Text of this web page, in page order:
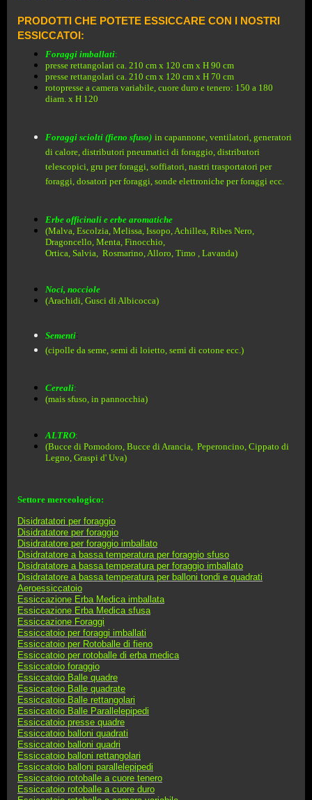
PRODOTTI CHE POTETE ESSICCARE CON I NOSTRI
ESSICCATOI:
Foraggi imballati:
presse rettangolari ca. 210 cm x 120 cm x H 90 cm
presse rettangolari ca. 210 cm x 120 cm x H 70 cm
rotopresse a camera variabile, cuore duro e tenero: 150 a 180
diam. x H 120
Foraggi sciolti (fieno sfuso) in capannone, ventilatori, generatori
di calore, distributori pneumatici di foraggio, distributori
telescopici, gru per foraggi, soffiatori, nastri trasportatori per
foraggi, dosatori per foraggi, sonde elettroniche per foraggi ecc.
Erbe officinali e erbe aromatiche
(Malva, Escolzia, Melissa, Issopo, Achillea, Ribes Nero,
Dragoncello, Menta, Finocchio,
Ortica, Salvia, Rosmarino, Alloro, Timo , Lavanda)
Noci, nocciole
(Arachidi, Gusci di Albicocca)
Sementi:
(cipolle da seme, semi di loietto, semi di cotone ecc.)
Cereali:
(mais sfuso, in pannocchia)
ALTRO:
(Bucce di Pomodoro, Bucce di Arancia, Peperoncino, Cippato di
Legno, Graspi d' Uva)
Settore merceologico:
Disidratatori per foraggio
Disidratatore per foraggio
Disidratatore per foraggio imballato
Disidratatore a bassa temperatura per foraggio sfuso
Disidratatore a bassa temperatura per foraggio imballato
Disidratatore a bassa temperatura per balloni tondi e quadrati
Aeroessiccatoio
Essiccazione Erba Medica imballata
Essiccazione Erba Medica sfusa
Essiccazione Foraggi
Essiccatoio per foraggi imballati
Essiccatoio per Rotoballe di fieno
Essiccatoio per rotoballe di erba medica
Essiccatoio foraggio
Essiccatoio Balle quadre
Essiccatoio Balle quadrate
Essiccatoio Balle rettangolari
Essiccatoio Balle Parallelepipedi
Essiccatoio presse quadre
Essiccatoio balloni quadrati
Essiccatoio balloni quadri
Essiccatoio balloni rettangolari
Essiccatoio balloni parallelepipedi
Essiccatoio rotoballe a cuore tenero
Essiccatoio rotoballe a cuore duro